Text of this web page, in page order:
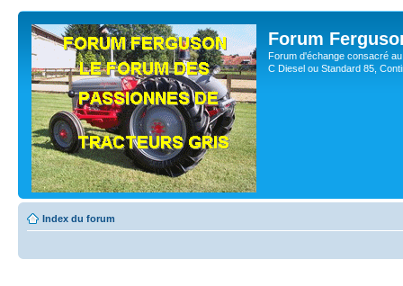
Forum
Forum d'échange consacré
C Diesel ou Standard 85,
Index du forum